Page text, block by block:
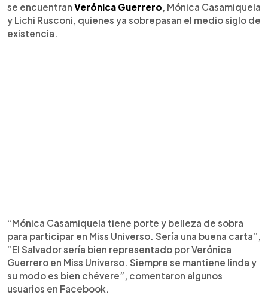
se encuentran Verónica Guerrero , Mónica Casamiquela
y Lichi Rusconi, quienes ya sobrepasan el medio siglo de
existencia.
“Mónica Casamiquela tiene porte y belleza de sobra
para participar en Miss Universo. Sería una buena carta”,
“El Salvador sería bien representado por Verónica
Guerrero en Miss Universo. Siempre se mantiene linda y
su modo es bien chévere”, comentaron algunos
usuarios en Facebook.